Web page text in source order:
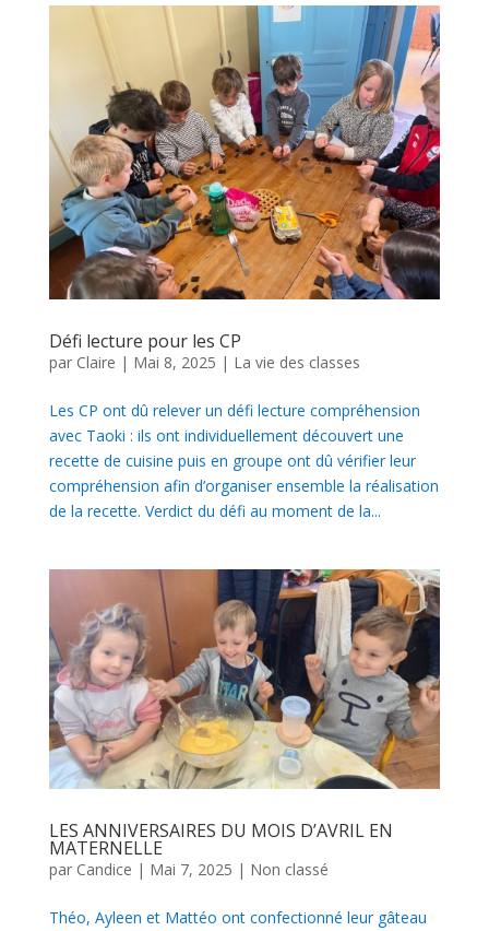
Défi lecture pour les CP
par Claire | Mai 8, 2025 | La vie des classes
Les CP ont dû relever un défi lecture compréhension
avec Taoki : ils ont individuellement découvert une
recette de cuisine puis en groupe ont dû vérifier leur
compréhension afin d’organiser ensemble la réalisation
de la recette. Verdict du défi au moment de la...
LES ANNIVERSAIRES DU MOIS D’AVRIL EN
MATERNELLE
par Candice | Mai 7, 2025 | Non classé
Théo, Ayleen et Mattéo ont confectionné leur gâteau